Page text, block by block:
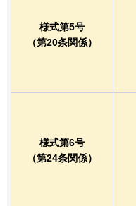
様式第5号
（第20条関係）
様式第6号
（第24条関係）